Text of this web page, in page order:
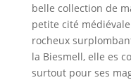
belle collection de
petite cité
rocheux
la Biesmell, elle es
surtout pour ses